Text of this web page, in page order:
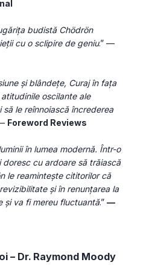
budistă Chödrön
cu o sclipire de geniu
și blândețe, Curaj în fața
oscilante ale
le reînnoiască încrederea
Foreword Reviews
în lumea modernă. Într-o
doresc cu ardoare să trăiască
le reamintește cititorilor că
și în renunțarea la
și va fi mereu fluctuantă.” —
– Dr. Raymond Moody